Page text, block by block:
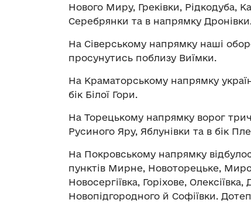
Нового Миру, Греківки, Рідкодуба,
Серебрянки та в напрямку
На Сіверському напрямку наші
просунутись поблизу Виїмки.
На Краматорському напрямку
бік Білої Гори.
На Торецькому напрямку ворог
Русиного Яру, Яблунівки та в бік
На Покровському напрямку
пунктів Мирне, Новоторецьке,
Новосергіївка, Горіхове,
Новопідгородного й Софіївки.